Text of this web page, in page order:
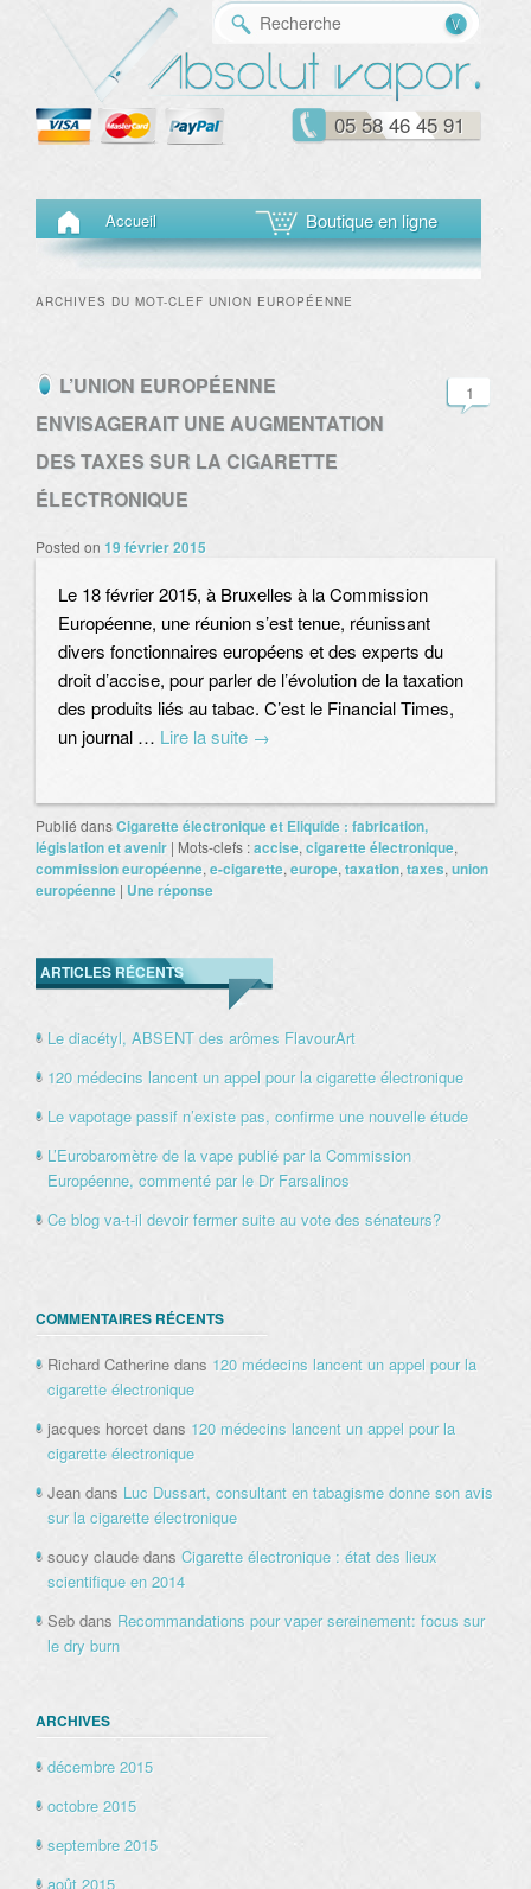
05 58 46 45 91
Menu principal
Aller au contenu principal
Aller au contenu secondaire
Accueil Boutique en ligne
ARCHIVES DU MOT-CLEF UNION EUROPÉENNE
L’UNION EUROPÉENNE
ENVISAGERAIT UNE AUGMENTATION
DES TAXES SUR LA CIGARETTE
ÉLECTRONIQUE
Posted on 19 février 2015
1
Le 18 février 2015, à Bruxelles à la Commission
Européenne, une réunion s’est tenue, réunissant
divers fonctionnaires européens et des experts du
droit d’accise, pour parler de l’évolution de la taxation
des produits liés au tabac. C’est le Financial Times,
un journal … Lire la suite →
Publié dansCigarette électronique et Eliquide : fabrication,
législation et avenir | Mots-clefs :accise, cigarette électronique,
commission européenne, e-cigarette, europe, taxation, taxes, union
européenne | Uneréponse
ARTICLES RÉCENTS
Le diacétyl, ABSENT des arômes FlavourArt
120 médecins lancent un appel pour la cigarette électronique
Le vapotage passif n’existe pas, confirme une nouvelle étude
L’Eurobaromètre de la vape publié par la Commission
Européenne, commenté par le Dr Farsalinos
Ce blog va-t-il devoir fermer suite au vote des sénateurs?
COMMENTAIRES RÉCENTS
Richard Catherine dans 120 médecins lancent un appel pour la
cigarette électronique
jacques horcet dans 120 médecins lancent un appel pour la
cigarette électronique
Jean dans Luc Dussart, consultant en tabagisme donne son avis
sur la cigarette électronique
soucy claude dans Cigarette électronique : état des lieux
scientifique en 2014
Seb dans Recommandations pour vaper sereinement: focus sur
le dry burn
ARCHIVES
décembre 2015
octobre 2015
septembre 2015
août 2015